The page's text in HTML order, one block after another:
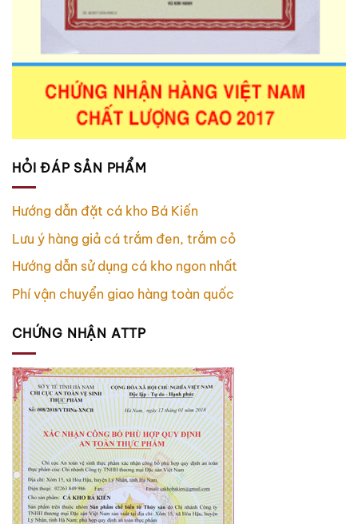
HỎI ĐÁP SẢN PHẨM
Hướng dẫn đặt cá kho Bá Kiến
Lưu ý hàng giả cá trắm đen, trắm cỏ
Hướng dẫn sử dụng cá kho ngon nhất
Phí vận chuyển giao hàng toàn quốc
CHỨNG NHẬN ATTP